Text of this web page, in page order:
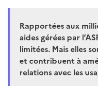
Rapportées aux
aides gérées par
limitées. Mais elles
et contribuent à
relations avec les